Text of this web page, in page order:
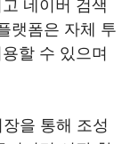
네이버 검색
랫폼은 자체 투
할 수 있으며
을 통해 조성